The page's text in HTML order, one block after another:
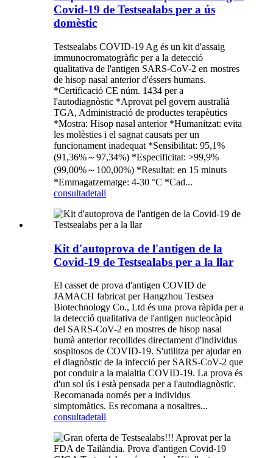
Covid-19 de Testsealabs per a ús
domèstic
Testsealabs COVID-19 Ag és un kit d'assaig
immunocromatogràfic per a la detecció
qualitativa de l'antigen SARS-CoV-2 en mostres
de hisop nasal anterior d'éssers humans.
*Certificació CE núm. 1434 per a
l'autodiagnòstic *Aprovat pel govern australià
TGA, Administració de productes terapèutics
*Mostra: Hisop nasal anterior *Humanitzat: evita
les molèsties i el sagnat causats per un
funcionament inadequat *Sensibilitat: 95,1%
(91,36%～97,34%) *Especificitat: >99,9%
(99,00%～100,00%) *Resultat: en 15 minuts
*Emmagatzematge: 4-30 °C *Cad...
consultadetall
Kit d'autoprova de l'antigen de la
Covid-19 de Testsealabs per a la llar
El casset de prova d'antigen COVID de
JAMACH fabricat per Hangzhou Testsea
Biotechnology Co., Ltd és una prova ràpida per a
la detecció qualitativa de l'antigen nucleocàpid
del SARS-CoV-2 en mostres de hisop nasal
humà anterior recollides directament d'individus
sospitosos de COVID-19. S'utilitza per ajudar en
el diagnòstic de la infecció per SARS-CoV-2 que
pot conduir a la malaltia COVID-19. La prova és
d'un sol ús i està pensada per a l'autodiagnòstic.
Recomanada només per a individus
simptomàtics. Es recomana a nosaltres...
consultadetall